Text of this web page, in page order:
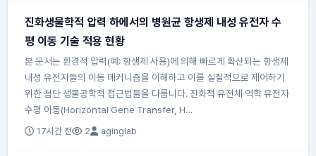
진화생물학적 압력 하에서의 병원균 항생제 내성 유전자 수
평 이동 기술 적용 현황
본 문서는 환경적 압력(예: 항생제 사용)에 의해 빠르게 확산되는 항생제
내성 유전자들의 이동 메커니즘을 이해하고 이를 실질적으로 제어하기
위한 첨단 생물공학적 접근법들을 다룹니다. 진화적 유전체 역학 유전자
수평 이동(Horizontal Gene Transfer, H…
17시간 전 2 aginglab